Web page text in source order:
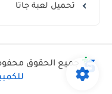
تحميل لعبة جاتا
جميع الحقوق